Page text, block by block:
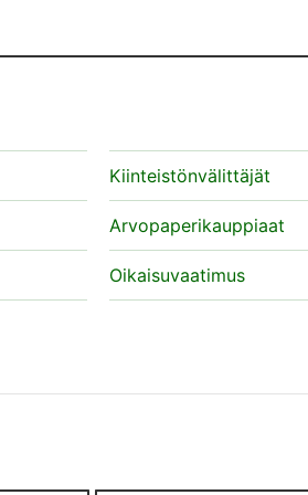
Kiinteistönvälittäjät
Arvopaperikauppiaat
Oikaisuvaatimus